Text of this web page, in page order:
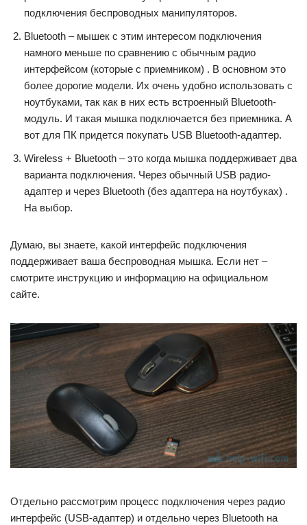
подключения беспроводных манипуляторов.
Bluetooth – мышек с этим интересом подключения
намного меньше по сравнению с обычным радио
интерфейсом (которые с приемником) . В основном это
более дорогие модели. Их очень удобно использовать с
ноутбуками, так как в них есть встроенный Bluetooth-
модуль. И такая мышка подключается без приемника. А
вот для ПК придется покупать USB Bluetooth-адаптер.
Wireless + Bluetooth – это когда мышка поддерживает два
варианта подключения. Через обычный USB радио-
адаптер и через Bluetooth (без адаптера на ноутбуках) .
На выбор.
Думаю, вы знаете, какой интерфейс подключения
поддерживает ваша беспроводная мышка. Если нет –
смотрите инструкцию и информацию на официальном
сайте.
Отдельно рассмотрим процесс подключения через радио
интерфейс (USB-адаптер) и отдельно через Bluetooth на